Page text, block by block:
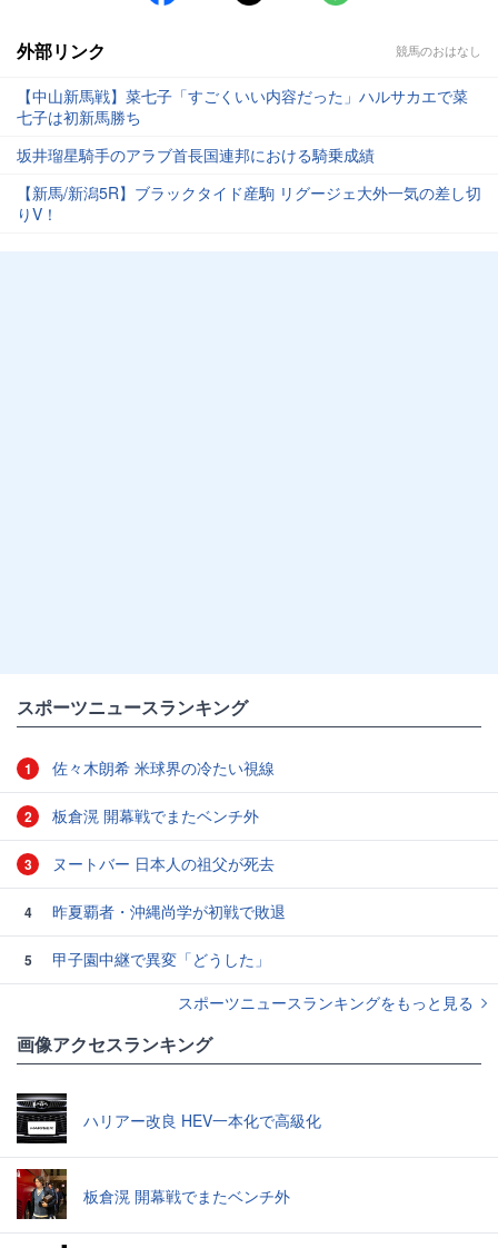
外部リンク 競馬のおはなし
【中山新馬戦】菜七子「すごくいい内容だった」ハルサカエで菜
七子は初新馬勝ち
坂井瑠星騎手のアラブ首長国連邦における騎乗成績
【新馬/新潟5R】ブラックタイド産駒 リグージェ大外一気の差し切
りV！
スポーツニュースランキング
1 佐々木朗希 米球界の冷たい視線
2 板倉滉 開幕戦でまたベンチ外
3 ヌートバー 日本人の祖父が死去
4 昨夏覇者・沖縄尚学が初戦で敗退
5
甲子園中継で異変「どうした」
スポーツニュースランキングをもっと見る
画像アクセスランキング
ハリアー改良 HEV一本化で高級化
板倉滉 開幕戦でまたベンチ外